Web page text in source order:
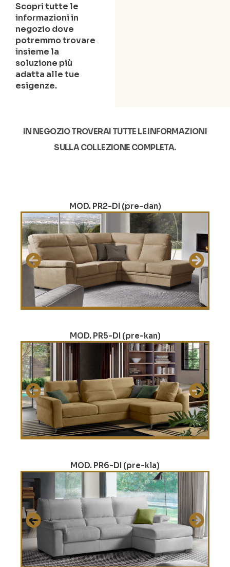
Scopri tutte le
informazioni in
negozio dove
potremmo trovare
insieme la
soluzione più
adatta alle tue
esigenze.
IN NEGOZIO TROVERAI TUTTE LE INFORMAZIONI
SULLA COLLEZIONE COMPLETA.
MOD. PR2-DI (pre-dan)
MOD. PR5-DI (pre-kan)
MOD. PR6-DI (pre-kla)